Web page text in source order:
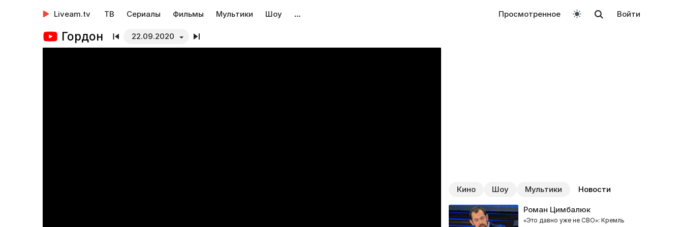
Liveam.tv ТВ Сериалы Фильмы Мультики Шоу … Просмотренное Войти
Гордон 22.09.2020
Кино Шоу Мультики Новости
Роман Цимбалюк
«Это давно уже не СВО»: Кремль